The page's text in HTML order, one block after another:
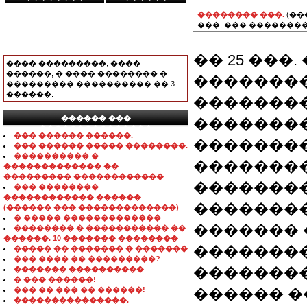
���� ���������, ����
������, � ���� �������� �
��������� ���������� �� 3
������.
������ ���
���������������
��� ������ ������.
��� ������ ����� ��������.
���������� �
������������� ��
��������� ������������
��� ��������
������������ ������
(������ ��� �������������)
� ����� �������������
�������� � ����������� ��
������. 10 ������� ��������
����� �� ������� � �������
��� ���� �� ���������?
������� ����������
� ��� ������!
��� �� ��� �� ������!
���������������.
�������� ���.
���, ���
�� 25 ���.
��������
�������
������